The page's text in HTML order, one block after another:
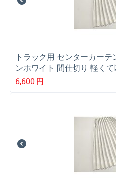
トラック用 センターカーテ
ンホワイト 間仕切り 軽く
6,600 円